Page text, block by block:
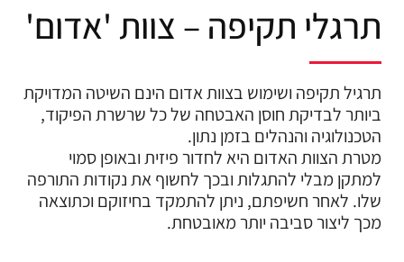
תרגלי תקיפה – צוות 'אדום'
תרגיל תקיפה ושימוש בצוות אדום הינם השיטה המדויקת
ביותר לבדיקת חוסן האבטחה של כל שרשרת הפיקוד,
הטכנולוגיה והנהלים בזמן נתון.
מטרת הצוות האדום היא לחדור פיזית ובאופן סמוי
למתקן מבלי להתגלות ובכך לחשוף את נקודות התורפה
שלו. לאחר חשיפתם, ניתן להתמקד בחיזוקם וכתוצאה
מכך ליצור סביבה יותר מאובטחת.